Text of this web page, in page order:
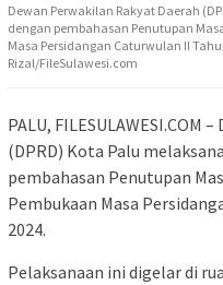
Dewan Perwakilan Rakyat Daerah
dengan pembahasan Penutupan
Masa Persidangan Caturwulan II
Rizal/FileSulawesi.com
PALU, FILESULAWESI.COM
(DPRD) Kota Palu
pembahasan Penutupan
Pembukaan Masa
2024.
Pelaksanaan ini digelar di